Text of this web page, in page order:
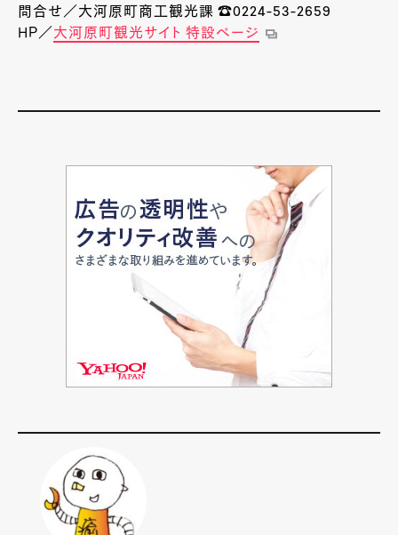
問合せ／大河原町商工観光課 ☎0224-53-2659
ＨＰ／ 大河原町観光サイト 特設ページ